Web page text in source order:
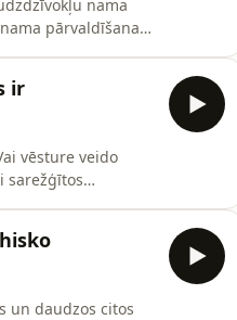
nama
pārvaldīšana
ir
vēsture veido
sarežģītos
un daudzos citos